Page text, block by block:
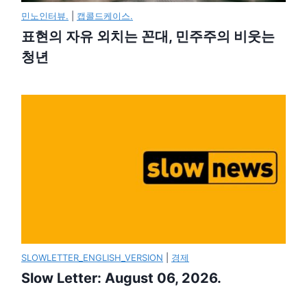
민노인터뷰. 캡콜드케이스.
표현의 자유 외치는 꼰대, 민주주의 비웃는
청년
SLOWLETTER_ENGLISH_VERSION 경제
Slow Letter: August 06, 2026.